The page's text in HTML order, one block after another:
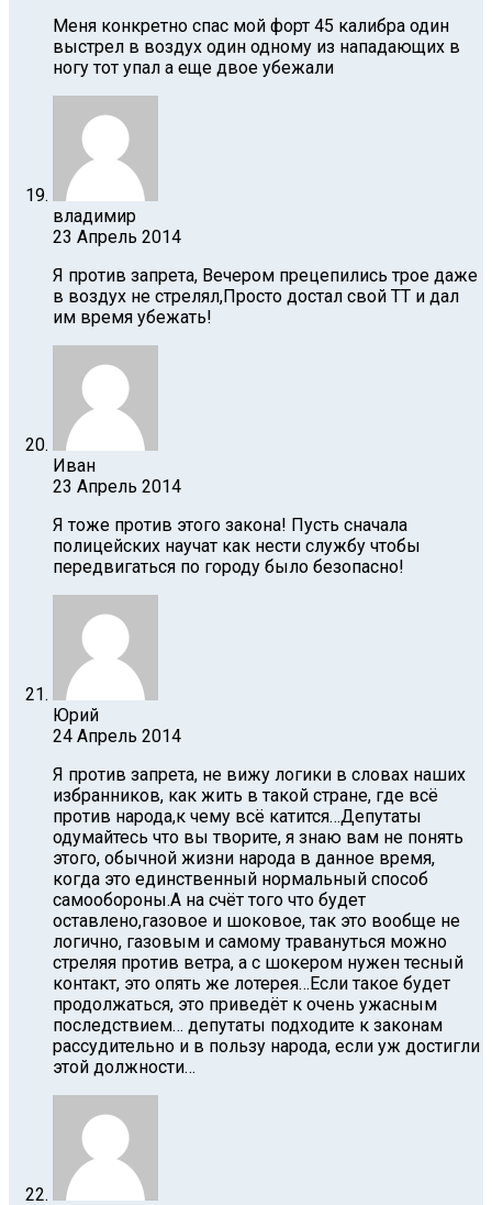
Меня конкретно спас мой форт 45 калибра один
выстрел в воздух один одному из нападающих в
ногу тот упал а еще двое убежали
владимир
23 Апрель 2014
Я против запрета, Вечером прецепились трое даже
в воздух не стрелял,Просто достал свой ТТ и дал
им время убежать!
Иван
23 Апрель 2014
Я тоже против этого закона! Пусть сначала
полицейских научат как нести службу чтобы
передвигаться по городу было безопасно!
Юрий
24 Апрель 2014
Я против запрета, не вижу логики в словах наших
избранников, как жить в такой стране, где всё
против народа,к чему всё катится…Депутаты
одумайтесь что вы творите, я знаю вам не понять
этого, обычной жизни народа в данное время,
когда это единственный нормальный способ
самообороны.А на счёт того что будет
оставлено,газовое и шоковое, так это вообще не
логично, газовым и самому травануться можно
стреляя против ветра, а с шокером нужен тесный
контакт, это опять же лотерея…Если такое будет
продолжаться, это приведёт к очень ужасным
последствием… депутаты подходите к законам
рассудительно и в пользу народа, если уж достигли
этой должности…